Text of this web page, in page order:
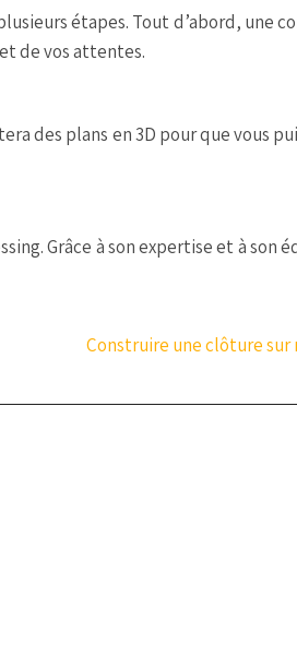
étapes. Tout d’abord, une
de vos attentes.
des plans en 3D pour que vous
Grâce à son expertise et à son
Construire une clôture sur